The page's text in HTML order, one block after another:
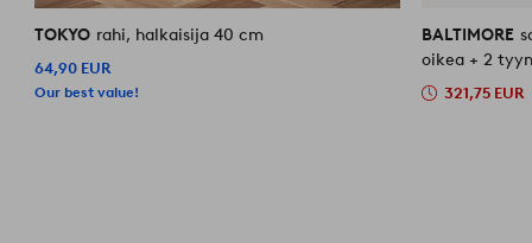
TOKYO rahi, halkaisija 40 cm
64,90 EUR
Our best value!
BALTIMORE
oikea + 2
321,75 EUR